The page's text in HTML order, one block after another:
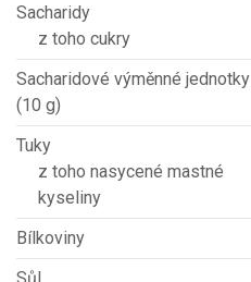
Sacharidy
z toho cukry
Sacharidové výměnné jednotky
(10 g)
Tuky
z toho nasycené mastné
kyseliny
Bílkoviny